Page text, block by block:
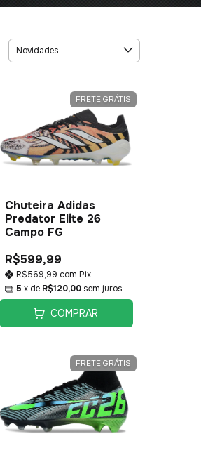
FRETE GRÁTIS
Chuteira Adidas
Predator Elite 26
Campo FG
R$599,99
R$569,99 com Pix
5 x de R$120,00 sem juros
COMPRAR
FRETE GRÁTIS